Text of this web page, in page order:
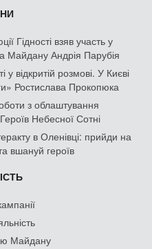
Гідності взяв участь у
Майдану Андрія Парубія
у відкритій розмові. У Києві
Ростислава Прокопюка
з облаштування
Небесної Сотні
в Оленівці: прийди на
вшануй героїв
Майдану